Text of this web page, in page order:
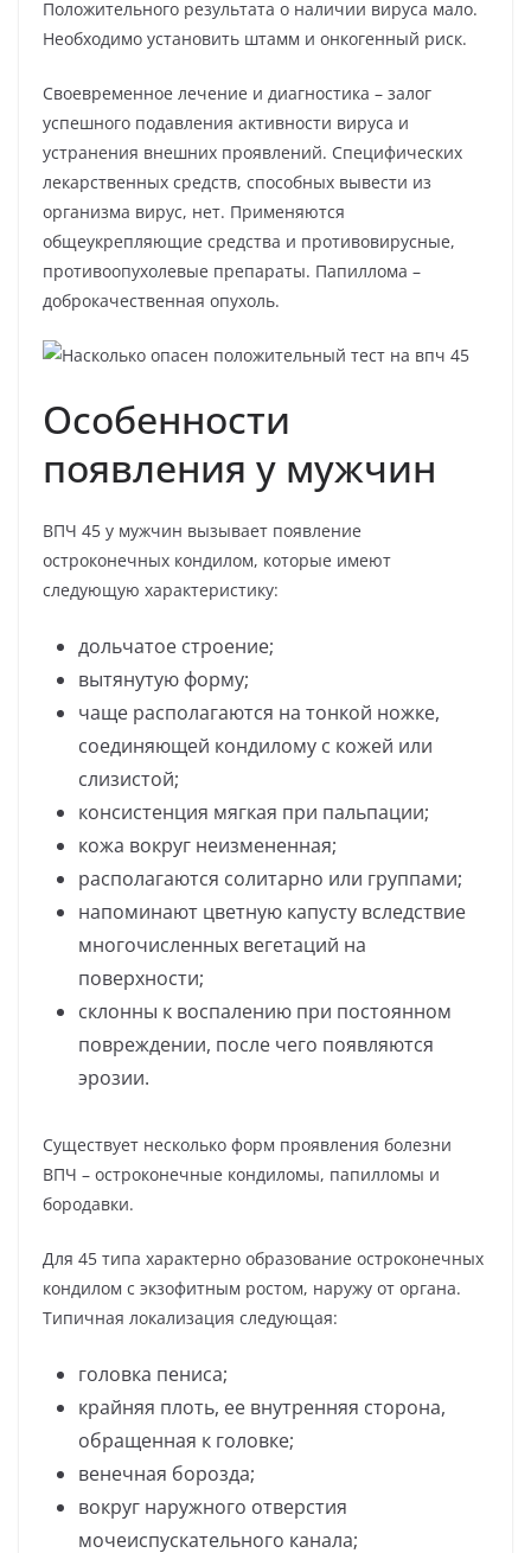
Положительного результата о наличии вируса мало.
Необходимо установить штамм и онкогенный риск.
Своевременное лечение и диагностика – залог
успешного подавления активности вируса и
устранения внешних проявлений. Специфических
лекарственных средств, способных вывести из
организма вирус, нет. Применяются
общеукрепляющие средства и противовирусные,
противоопухолевые препараты. Папиллома –
доброкачественная опухоль.
Особенности
появления у мужчин
ВПЧ 45 у мужчин вызывает появление
остроконечных кондилом, которые имеют
следующую характеристику:
дольчатое строение;
вытянутую форму;
чаще располагаются на тонкой ножке,
соединяющей кондилому с кожей или
слизистой;
консистенция мягкая при пальпации;
кожа вокруг неизмененная;
располагаются солитарно или группами;
напоминают цветную капусту вследствие
многочисленных вегетаций на
поверхности;
склонны к воспалению при постоянном
повреждении, после чего появляются
эрозии.
Существует несколько форм проявления болезни
ВПЧ – остроконечные кондиломы, папилломы и
бородавки.
Для 45 типа характерно образование остроконечных
кондилом с экзофитным ростом, наружу от органа.
Типичная локализация следующая:
головка пениса;
крайняя плоть, ее внутренняя сторона,
обращенная к головке;
венечная борозда;
вокруг наружного отверстия
мочеиспускательного канала;